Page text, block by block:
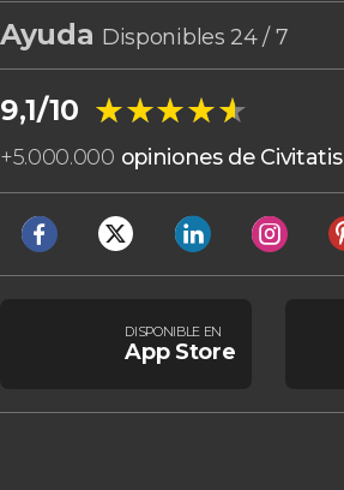
Ayuda Disponibles 24 / 7
9,1/10 ★★★★★
★★★★★
+5.000.000 opiniones de Civitatis
DISPONIBLE EN
App Store